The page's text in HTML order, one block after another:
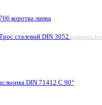
коротка ланка
сталевий DIN 3052 дивитись все
DIN 71412 C 90°